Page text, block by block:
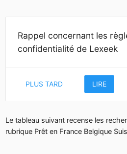
Rappel concernant les
confidentialité de Lexeek
PLUS TARD LIRE
Le tableau suivant recense les
rubrique Prêt en France Belgique